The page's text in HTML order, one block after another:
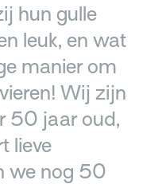
hun gulle
leuk, en wat
manier om
Wij zijn
50 jaar oud,
lieve
we nog 50